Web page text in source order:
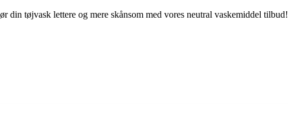
tøjvask lettere og mere skånsom med vores neutral vaskemiddel tilbud!